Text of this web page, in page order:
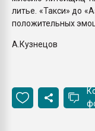
литье. «Такси» до
положительных
А.Кузнецов